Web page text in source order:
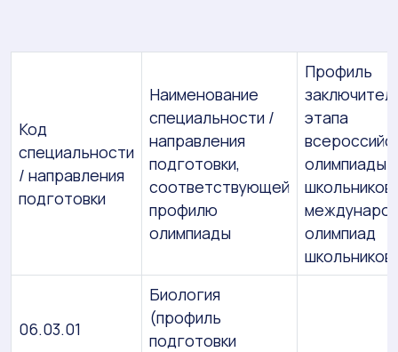
Код
специальности
/ направления
подготовки
Наименование
специальности /
направления
подготовки,
соответствующей
профилю
олимпиады
Профиль
этапа
олимпиады
школьников,
олимпиад
школьников
06.03.01
Биология
(профиль
подготовки